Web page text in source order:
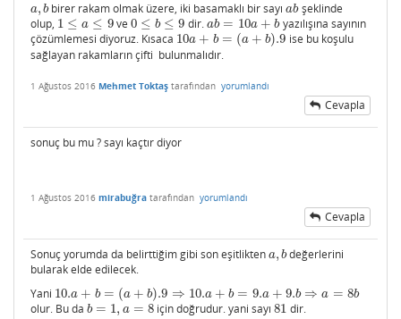
a, b
a,bbirer rakam olmak üzere, iki basamaklı bir sayıab
abşeklinde
olup, 1 ≤ a ≤ 9
1 ≤a≤9 ve 0 ≤ b ≤ 9
0≤b≤9 dir.ab = 10a + b
ab=10 a+b
yazılışına sayının
çözümlemesi diyoruz. Kısaca 10a + b = (a + b).9
10a+b=(a+b ).9
ise bu koşulu
sağlayan rakamların çifti bulunmalıdır.
1 Ağustos 2016 Mehmet Toktaş tarafından yorumlandı
Cevapla
sonuç bu mu ? sayı kaçtır diyor
1 Ağustos 2016 mirabuğra tarafından yorumlandı
Cevapla
Sonuç yorumda da belirttiğim gibi son eşitlikten a, b
a,bdeğerlerini
bularak elde edilecek.
Yani 10.a + b = (a + b).9 ⇒ 10.a + b = 9.a + 9.b ⇒ a = 8b
10.a+b= (a +b ).9⇒10.a+b =9. a+9.b ⇒ a= 8b
olur. Bu da b = 1, a = 8
b =1 a= 8 için doğrudur. yani sayı81
81 dir.